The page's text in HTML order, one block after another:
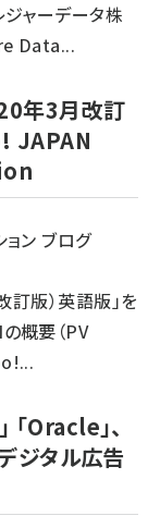
ジャーデータ株
Data...
年3月改訂
JAPAN
ン ブログ
版）英語版」を
概要（PV
Oracle」、
ジタル広告